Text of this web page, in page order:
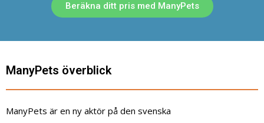
Beräkna ditt pris med ManyPets
ManyPets överblick
ManyPets är en ny aktör på den svenska